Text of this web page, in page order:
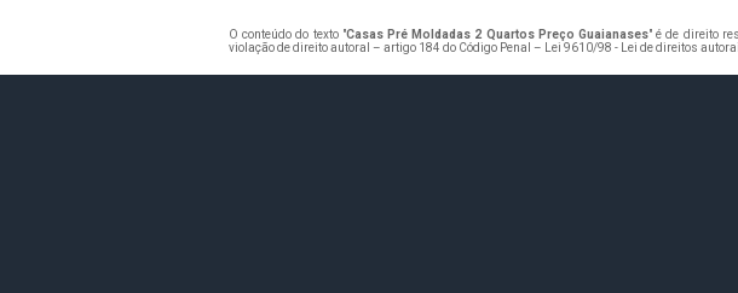
O conteúdo do texto "Casas Pré Moldadas 2 Quartos Preço Guaianases" é de direito
violação de direito autoral – artigo 184 do Código Penal –
Lei 9610/98 - Lei de direitos